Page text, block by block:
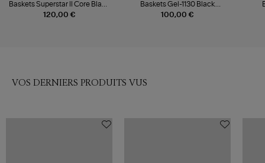
120,00 €
Baskets Superstar II Core Black
Cloud White Core Black
100,00 €
Baskets Gel-1130 Black
Graphite Grey
VOS DERNIERS PRODUITS VUS